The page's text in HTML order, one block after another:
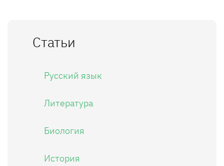
Статьи
Русский язык
Литература
Биология
История